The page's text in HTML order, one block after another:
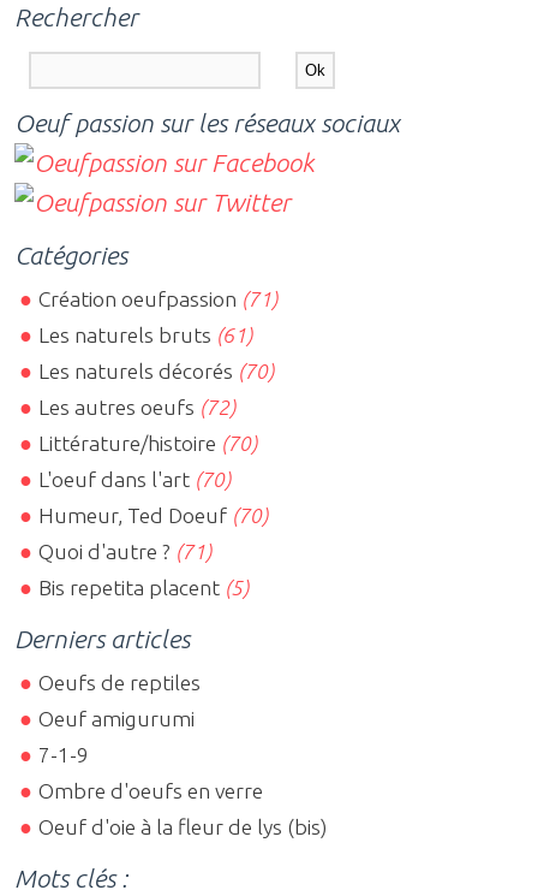
Rechercher
Oeuf passion sur les réseaux sociaux
Catégories
Création oeufpassion (71)
Les naturels bruts (61)
Les naturels décorés (70)
Les autres oeufs (72)
Littérature/histoire (70)
L'oeuf dans l'art (70)
Humeur, Ted Doeuf (70)
Quoi d'autre ? (71)
Bis repetita placent (5)
Derniers articles
Oeufs de reptiles
Oeuf amigurumi
7-1-9
Ombre d'oeufs en verre
Oeuf d'oie à la fleur de lys (bis)
Mots clés :